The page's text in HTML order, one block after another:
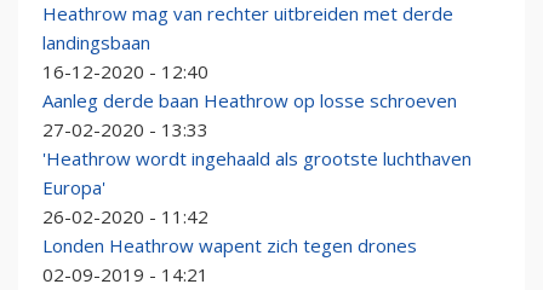
Heathrow mag van rechter uitbreiden met derde
landingsbaan
16-12-2020 - 12:40
Aanleg derde baan Heathrow op losse schroeven
27-02-2020 - 13:33
'Heathrow wordt ingehaald als grootste luchthaven
Europa'
26-02-2020 - 11:42
Londen Heathrow wapent zich tegen drones
02-09-2019 - 14:21